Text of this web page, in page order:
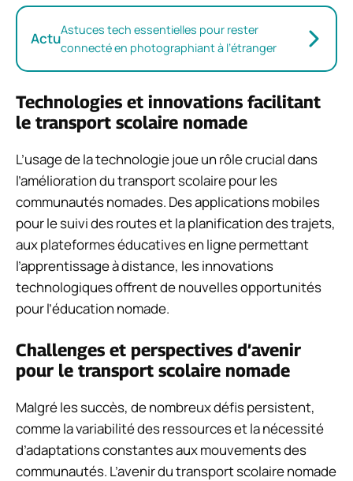
ActuAstuces tech essentielles pour rester
connecté en photographiant à l’étranger
Technologies et innovations facilitant
le transport scolaire nomade
L’usage de la technologie joue un rôle crucial dans
l’amélioration du transport scolaire pour les
communautés nomades. Des applications mobiles
pour le suivi des routes et la planification des trajets,
aux plateformes éducatives en ligne permettant
l’apprentissage à distance, les innovations
technologiques offrent de nouvelles opportunités
pour l’éducation nomade.
Challenges et perspectives d’avenir
pour le transport scolaire nomade
Malgré les succès, de nombreux défis persistent,
comme la variabilité des ressources et la nécessité
d’adaptations constantes aux mouvements des
communautés. L’avenir du transport scolaire nomade